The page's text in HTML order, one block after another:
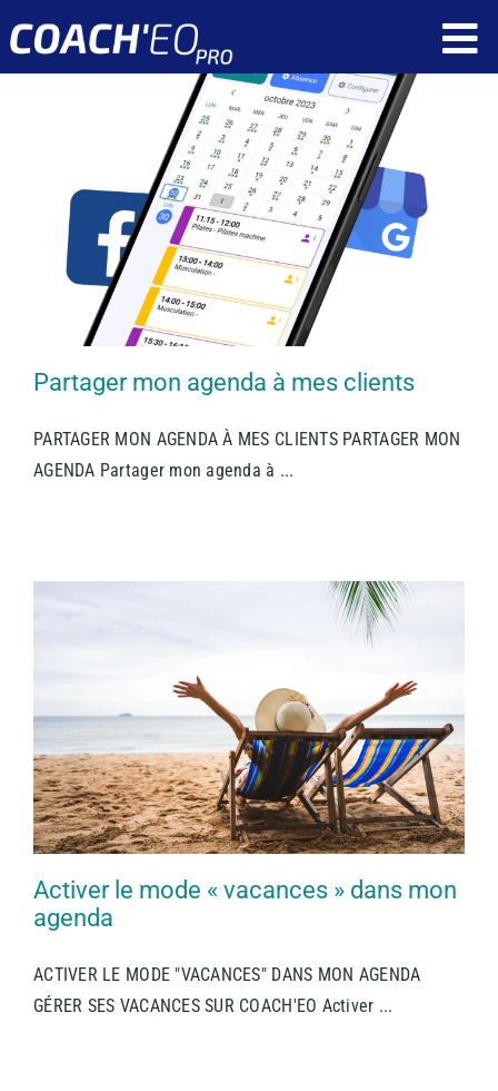
au
Fonctionnalités
Qui sommes nous ?
Réservez une démonstration
Application client
Application coach
Partager mon agenda à mes clients
PARTAGER MON AGENDA À MES CLIENTS PARTAGER MON
AGENDA Partager mon agenda à ...
Activer le mode « vacances » dans mon
agenda
ACTIVER LE MODE "VACANCES" DANS MON AGENDA
GÉRER SES VACANCES SUR COACH'EO Activer ...